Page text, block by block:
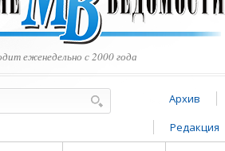
еженедельно с 2000 года
Архив
Редакция